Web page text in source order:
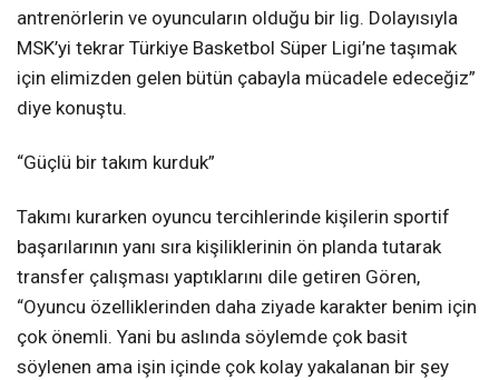
antrenörlerin ve oyuncuların olduğu bir lig. Dolayısıyla
MSK’yi tekrar Türkiye Basketbol Süper Ligi’ne taşımak
için elimizden gelen bütün çabayla mücadele edeceğiz”
diye konuştu.
“Güçlü bir takım kurduk”
Takımı kurarken oyuncu tercihlerinde kişilerin sportif
başarılarının yanı sıra kişiliklerinin ön planda tutarak
transfer çalışması yaptıklarını dile getiren Gören,
“Oyuncu özelliklerinden daha ziyade karakter benim için
çok önemli. Yani bu aslında söylemde çok basit
söylenen ama işin içinde çok kolay yakalanan bir şey